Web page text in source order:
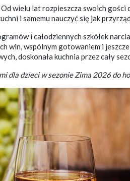
wielu lat rozpieszcza swoich gości
i samemu nauczyć się jak
i całodziennych szkółek
wspólnym gotowaniem i
doskonała kuchnia przez cały
dla dzieci w sezonie Zima 2026 do